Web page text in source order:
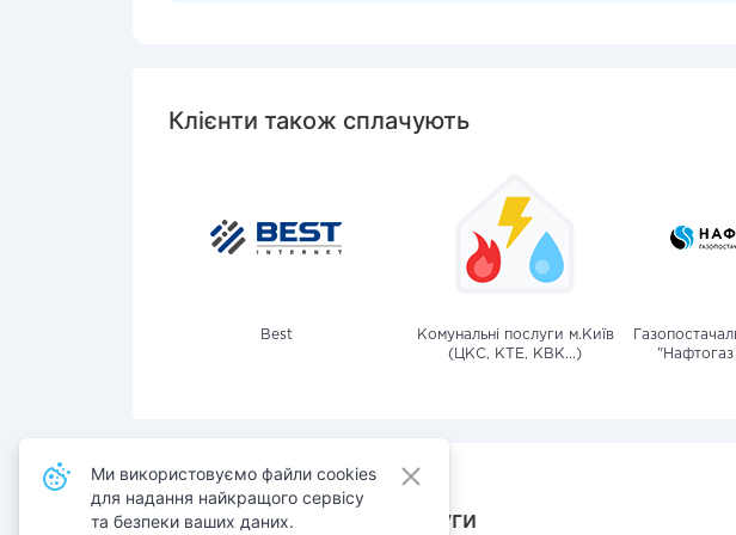
Клієнти також сплачують
Best
Комунальні послуги м.Київ
(ЦКС, КТЕ, КВК...)
"Нафтогаз
Також сплачують послуги
Ми використовуємо файли cookies
для надання найкращого сервісу
та безпеки ваших даних.